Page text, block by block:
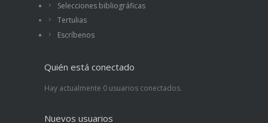
Selecciones bibliográficas
Tertulias
Escríbenos
Quién está conectado
Hay actualmente 0 usuarios conectados.
Nuevos usuarios